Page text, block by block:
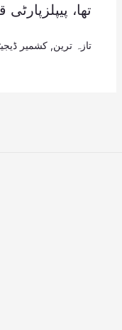
تھا، پیپلزپارٹی
تازہ ترین کشمیر